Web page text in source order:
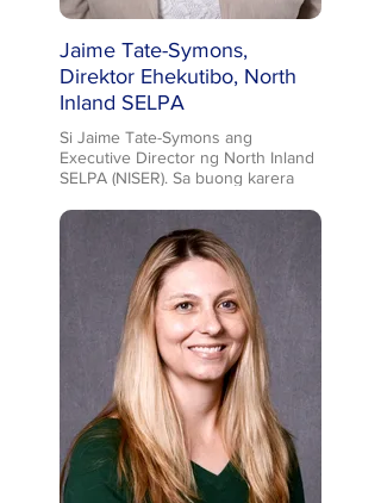
Jaime Tate-Symons,
Direktor Ehekutibo, North
Inland SELPA
Si Jaime Tate-Symons ang
Executive Director ng North Inland
SELPA (NISER). Sa buong karera
sa Assistive Technology sa
kanyang edukasyon at sa kanyang
trabahong sumusuporta sa mga
mag-aaral, magulang, at mga
paaralan/distrito. Ang kanyang
unang trabaho sa larangan ng AT
ay ang pagbuo ng isang writing lab
para sa kanyang mga mag-aaral sa
middle school na mga English
Language Learner na may mga
kapansanan kung saan isinama
niya ang isang grant funded
assistive technology software suite
upang alisin ang mga hadlang at